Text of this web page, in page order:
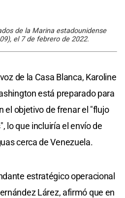
de la Marina estadounidense
el 7 de febrero de 2022.
de la Casa Blanca, Karoline
está preparado para
el objetivo de frenar el "flujo
lo que incluiría el envío de
cerca de Venezuela.
estratégico operacional
Lárez, afirmó que en